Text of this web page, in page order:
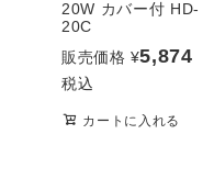
20W カバー付 HD-
20C
販売価格 ¥5,874
税込
カートに入れる